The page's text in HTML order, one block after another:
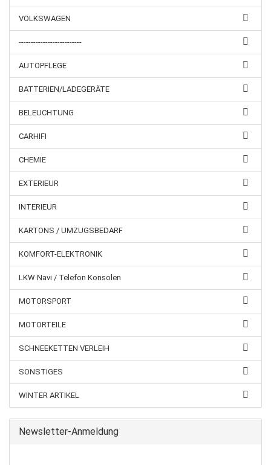
VOLKSWAGEN
--------------------------
AUTOPFLEGE
BATTERIEN/LADEGERÄTE
BELEUCHTUNG
CARHIFI
CHEMIE
EXTERIEUR
INTERIEUR
KARTONS / UMZUGSBEDARF
KOMFORT-ELEKTRONIK
LKW Navi / Telefon Konsolen
MOTORSPORT
MOTORTEILE
SCHNEEKETTEN VERLEIH
SONSTIGES
WINTER ARTIKEL
Newsletter-Anmeldung